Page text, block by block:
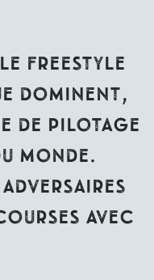
le freestyle
dominent,
de pilotage
monde.
avec